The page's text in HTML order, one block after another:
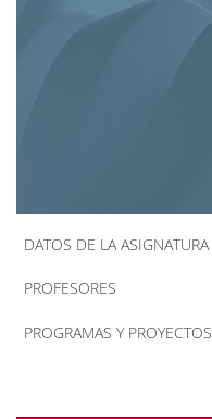
DATOS DE LA ASIGNATURA
PROFESORES
PROGRAMAS Y PROYECTOS